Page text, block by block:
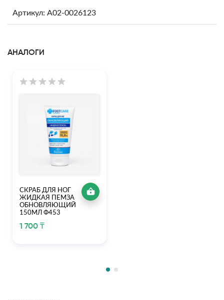
Артикул: A02-0026123
АНАЛОГИ
СКРАБ ДЛЯ НОГ
ЖИДКАЯ ПЕМЗА
ОБНОВЛЯЮЩИЙ
150МЛ Ф453
1 700 ₸